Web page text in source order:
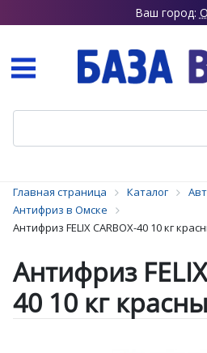
Ваш город:
Главная страница Каталог
Антифриз в Омске
Антифриз FELIX CARBOX-40 10 кг
Антифриз
40 10 кг